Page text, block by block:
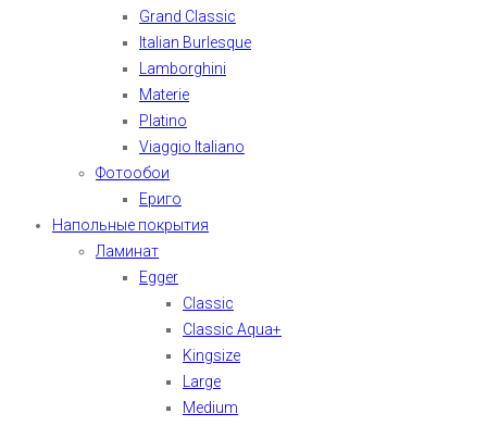
Grand Classic
Italian Burlesque
Lamborghini
Materie
Platino
Viaggio Italiano
Фотообои
Ериго
Напольные покрытия
Ламинат
Egger
Classic
Classic Aqua+
Kingsize
Large
Medium